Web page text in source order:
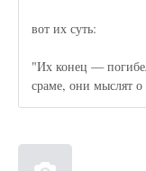
вот их суть:
"Их конец —
сраме, они мыслят